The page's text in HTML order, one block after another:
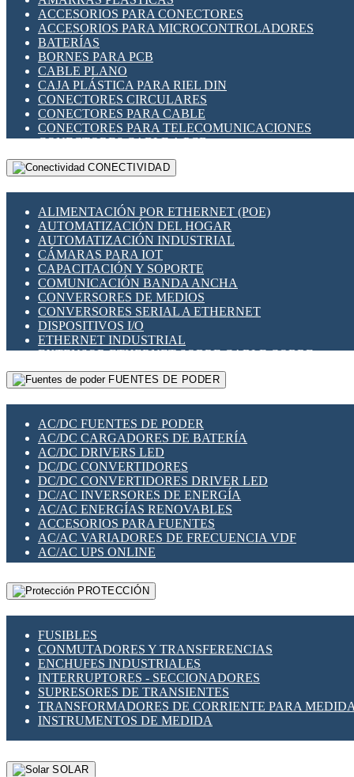
INDICADORES PARA PANEL
INTERFACES DE RELÉ
INTERRUPTORES FIN DE CARRERA
LLAVES CONMUTADORAS
MEDIDORES DE ENERGÍA Y TC'S DE CORRIENTE
MOTORES PASO A PASO
PANTALLAS HMI
PLC -CONTROLADORES LÓGICO PROGRAMABLES
PROGRAMADORES DE HORARIO
RELÉS DE PROTECCIÓN
SENSORES CAPACITIVOS
SENSORES INDUCTIVOS
TEMPORIZADORES
VARIACS
VARIADORES DE FRECUENCIA [VDF]
SECCIONADORES - INTERRUPTORES
MAQUINARIA
ACCESORIOS PARA CONECTORES
ACCESORIOS PARA MICROCONTROLADORES
BATERÍAS
BORNES PARA PCB
CABLE PLANO
CAJA PLÁSTICA PARA RIEL DIN
CONECTORES CIRCULARES
CONECTORES PARA CABLE
CONECTORES PARA TELECOMUNICACIONES
CONECTORES CABLE A PCB
CONECTORES PCB A CABLE
DIP SWITCHES
HERRAMIENTAS VARIAS
ILUMINACIÓN LED
INTERRUPTORES REED
INTERFACES DE RELÉ
OTROS RELÉS
PROTECCIÓN TÉRMICA
RELÉS AUTOMOTRICES
RELÉS DE SEÑAL
RELÉS DE ESTADO SÓLIDO SSR
RELÉS INDUSTRIALES
RELÉS MINIATURA DE POTENCIA
SENSORES MAGNÉTICOS
SWITCH Y MICROSWITCH
TARJETAS PI
UNIÓN Y DERIVACIÓN DE CABLE
CONECTIVIDAD
ALIMENTACIÓN POR ETHERNET (POE)
AUTOMATIZACIÓN DEL HOGAR
AUTOMATIZACIÓN INDUSTRIAL
CÁMARAS PARA IOT
CAPACITACIÓN Y SOPORTE
COMUNICACIÓN BANDA ANCHA
CONVERSORES DE MEDIOS
CONVERSORES SERIAL A ETHERNET
DISPOSITIVOS I/O
ETHERNET INDUSTRIAL
EXTENSOR ETHERNET SOBRE CABLE COBRE
GATEWAY LORAWAN
GESTIÓN DE REDES
PLACAS MODULARES IOT
SWITCHES Y REDES WIFI
SOLUCIONES IOT
SOLUCIONES LORAWAN
SOLUCIONES RED CELULAR
SEGURIDAD PARA REDES
SWITCHES LAN
TELEFONÍA IP (VOIP)
VIGILANCIA IP (CCTV)
MESHTASTIC
FUENTES DE PODER
AC/DC FUENTES DE PODER
AC/DC CARGADORES DE BATERÍA
AC/DC DRIVERS LED
DC/DC CONVERTIDORES
DC/DC CONVERTIDORES DRIVER LED
DC/AC INVERSORES DE ENERGÍA
AC/AC ENERGÍAS RENOVABLES
ACCESORIOS PARA FUENTES
AC/AC VARIADORES DE FRECUENCIA VDF
AC/AC UPS ONLINE
PROTECCIÓN
FUSIBLES
CONMUTADORES Y TRANSFERENCIAS
ENCHUFES INDUSTRIALES
INTERRUPTORES - SECCIONADORES
SUPRESORES DE TRANSIENTES
TRANSFORMADORES DE CORRIENTE PARA
INSTRUMENTOS DE MEDIDA
SOLAR